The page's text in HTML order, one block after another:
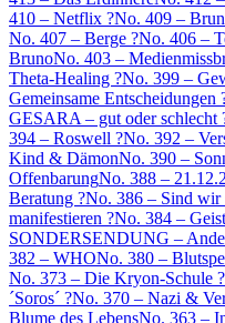
410 – Netflix ?No. 409 –
No. 407 – Berge ?No. 406 –
BrunoNo. 403 –
Theta-Healing ?No. 399 –
Gemeinsame Entscheidungen
GESARA – gut oder schlecht
394 – Roswell ?No. 392 –
Kind & DämonNo. 390 –
OffenbarungNo. 388 –
Beratung ?No. 386 – Sind wir
manifestieren ?No. 384 –
SONDERSENDUNG –
382 – WHONo. 380 –
No. 373 – Die Kryon-Schule ?
´Soros´ ?No. 370 – Nazi &
Blume des LebensNo. 363 –